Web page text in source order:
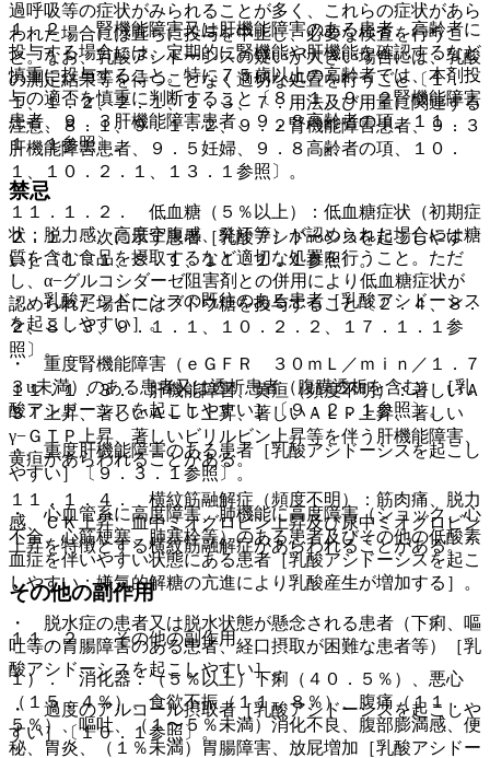
１．２． 腎機能障害又は肝機能障害のある患者、高齢者に
投与する場合には、定期的に腎機能や肝機能を確認するなど
慎重に投与すること。特に７５歳以上の高齢者では、本剤投
与の適否を慎重に判断すること〔８．１、９．２腎機能障害
患者、９．３肝機能障害患者、９．８高齢者の項、１１．
１．１参照〕。
禁忌
２．１． 次に示す患者［乳酸アシドーシスを起こしやす
い］〔１．１、８．１、１１．１．１参照〕。
・ 乳酸アシドーシスの既往のある患者［乳酸アシドーシス
を起こしやすい］。
・ 重度腎機能障害（ｅＧＦＲ ３０ｍＬ／ｍｉｎ／１．７
３u未満）のある患者又は透析患者（腹膜透析を含む）［乳
酸アシドーシスを起こしやすい］〔９．２．１参照〕。
・ 重度肝機能障害のある患者［乳酸アシドーシスを起こし
やすい］〔９．３．１参照〕。
・ 心血管系に高度障害、肺機能に高度障害（ショック、心
不全、心筋梗塞、肺塞栓等）のある患者及びその他の低酸素
血症を伴いやすい状態にある患者［乳酸アシドーシスを起こ
しやすい；嫌気的解糖の亢進により乳酸産生が増加する］。
・ 脱水症の患者又は脱水状態が懸念される患者（下痢、嘔
吐等の胃腸障害のある患者、経口摂取が困難な患者等）［乳
酸アシドーシスを起こしやすい］。
・ 過度のアルコール摂取者［乳酸アシドーシスを起こしや
すい］〔１０．１参照〕。
過呼吸等の症状がみられることが多く、これらの症状があら
われた場合には直ちに投与を中止し、必要な検査を行うこ
と。なお、乳酸アシドーシスの疑いが大きい場合には、乳酸
の測定結果等を待つことなく適切な処置を行うこと〔１．
１、１．２、２．１、２．３、７．用法及び用量に関連する
注意、８．１、９．１．２、９．２腎機能障害患者、９．３
肝機能障害患者、９．５妊婦、９．８高齢者の項、１０．
１、１０．２．１、１３．１参照〕。
１１．１．２． 低血糖（５％以上）：低血糖症状（初期症
状：脱力感、高度空腹感、発汗等）が認められた場合には糖
質を含む食品を摂取するなど適切な処置を行うこと。ただ
し、α−グルコシダーゼ阻害剤との併用により低血糖症状が
認められた場合にはブドウ糖を投与すること〔２．４、８．
２、８．３、９．１．１、１０．２．２、１７．１．１参
照〕。
１１．１．３． 肝機能障害、黄疸（頻度不明）：著しいＡ
ＳＴ上昇、著しいＡＬＴ上昇、著しいＡＬＰ上昇、著しい
γ−ＧＴＰ上昇、著しいビリルビン上昇等を伴う肝機能障害、
黄疸があらわれることがある。
１１．１．４． 横紋筋融解症（頻度不明）：筋肉痛、脱力
感、ＣＫ上昇、血中ミオグロビン上昇及び尿中ミオグロビン
上昇を特徴とする横紋筋融解症があらわれることがある。
その他の副作用
１１．２． その他の副作用
１）． 消化器：（５％以上）下痢（４０．５％）、悪心
（１５．４％）、食欲不振（１１．８％）、腹痛（１１．
５％）、嘔吐、（１〜５％未満）消化不良、腹部膨満感、便
秘、胃炎、（１％未満）胃腸障害、放屁増加［乳酸アシドー